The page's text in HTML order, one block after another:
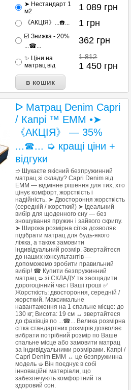
➤ Нестандарт 1
м2
1 089 грн
《АКЦІЯ》...☎️... 1 грн
☑️ Знижка - 20%
...☎...
362 грн
✨ Ціни на
матрац від
1 812
1 450 грн
ᐅ Матрац Denim Capri
/ Капрі ™ ЕММ •➤
《АКЦІЯ》 — 35%
...☎... ➭ кращі ціни +
відгуки
➱ Шукаєте якісний безпружинний
матрац зі складу? Capri Denim від
ЕММ — відмінне рішення для тих, хто
цінує комфорт, жорсткість і
надійність. ➤ Двостороння жорсткість
(середній / жорсткий) ➤ Ідеальний
вибір для щоденного сну — без
зношування пружин і зайвого скрипу.
➤ Широка розмірна сітка дозволяє
підібрати матрац для будь-якого
ліжка, а також замовити
індивідуальний розмір. Звертайтеся
до наших консультантів —
допоможемо зробити правильний
вибір! ☎ Купити безпружинний
матрац ➭ зі СКЛАДУ та заощадити
дорогоцінний час і Ваші гроші ✅
Жорсткість: двостороння, середній /
жорсткий. Максимальне
навантаження на 1 спальне місце: до
130 кг; Висота: 19 см ↔ звертайтеся
до фахівців по ...☎... Велика розмірна
сітка стандартних розмірів дозволяє
вибрати потрібний розмір по Ваше
спальне місце або замовити матрац
за індивідуальними розмірами. Капрі /
Capri Denim ЕММ ↔ це безпружинна
модель ➭ Він поєднує в собі
інноваційні матеріали, що
забезпечують комфортний та
здоровий сон.